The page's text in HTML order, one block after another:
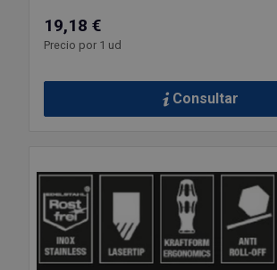
19,18 €
Precio por 1 ud
Consultar